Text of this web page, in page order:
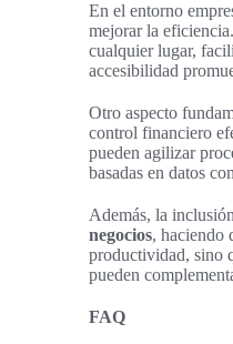
En el entorno
mejorar la
cualquier lugar,
accesibilidad
Otro aspecto
control financiero
pueden agilizar
basadas en datos
Además, la
negocios, haciendo
productividad, sino
pueden
FAQ